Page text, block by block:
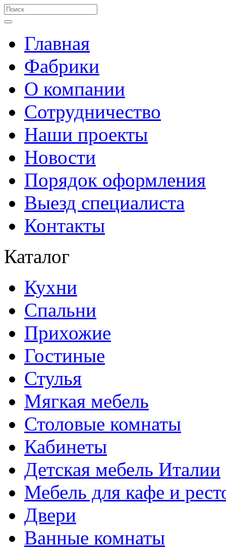
Главная
Фабрики
О компании
Сотрудничество
Наши проекты
Новости
Порядок оформления
Выезд специалиста
Контакты
Каталог
Кухни
Спальни
Прихожие
Гостиные
Стулья
Мягкая мебель
Столовые комнаты
Кабинеты
Детская мебель Италии
Мебель для кафе и
Двери
Ванные комнаты